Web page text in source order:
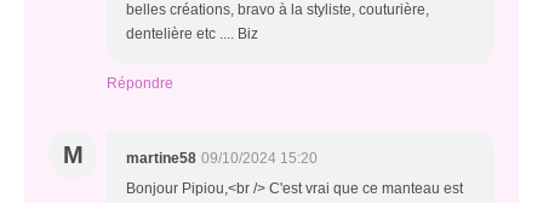
belles créations, bravo à la styliste, couturière,
dentelière etc .... Biz
Répondre
M martine58 09/10/2024 15:20
Bonjour Pipiou,<br /> C'est vrai que ce manteau est